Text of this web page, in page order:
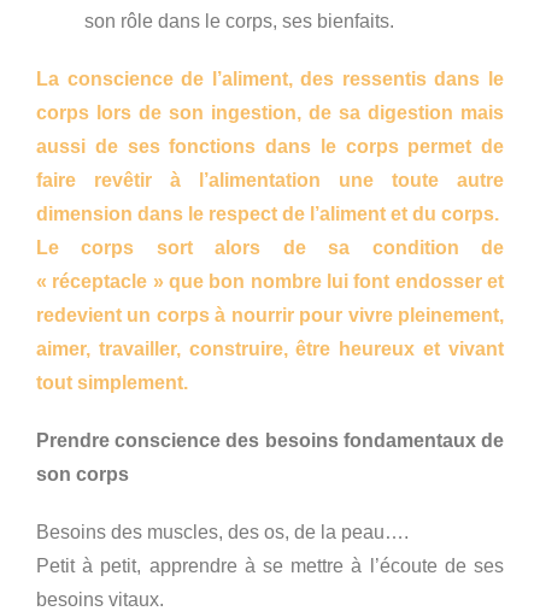
son rôle dans le corps, ses bienfaits.
La conscience de l’aliment, des ressentis dans le
corps lors de son ingestion, de sa digestion mais
aussi de ses fonctions dans le corps permet de
faire revêtir à l’alimentation une toute autre
dimension dans le respect de l’aliment et du corps.
Le corps sort alors de sa condition de
« réceptacle » que bon nombre lui font endosser et
redevient un corps à nourrir pour vivre pleinement,
aimer, travailler, construire, être heureux et vivant
tout simplement.
Prendre conscience des besoins fondamentaux de
son corps
Besoins des muscles, des os, de la peau….
Petit à petit, apprendre à se mettre à l’écoute de ses
besoins vitaux.